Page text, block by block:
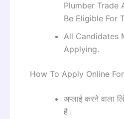
Plumber Trade
Be Eligible For
All Candidates
Applying.
How To Apply Online
अप्लाई करने वाला
है।